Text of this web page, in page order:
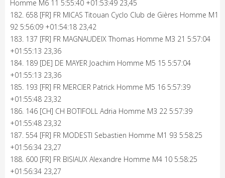
Homme M6 11 5:55:40 +01:53:49 23,45
182. 658 [FR] FR MICAS Titouan Cyclo Club de Gières Homme M1
92 5:56:09 +01:54:18 23,42
183. 137 [FR] FR MAGNAUDEIX Thomas Homme M3 21 5:57:04
+01:55:13 23,36
184. 189 [DE] DE MAYER Joachim Homme M5 15 5:57:04
+01:55:13 23,36
185. 193 [FR] FR MERCIER Patrick Homme M5 16 5:57:39
+01:55:48 23,32
186. 146 [CH] CH BOTIFOLL Adria Homme M3 22 5:57:39
+01:55:48 23,32
187. 554 [FR] FR MODESTI Sebastien Homme M1 93 5:58:25
+01:56:34 23,27
188. 600 [FR] FR BISIAUX Alexandre Homme M4 10 5:58:25
+01:56:34 23,27